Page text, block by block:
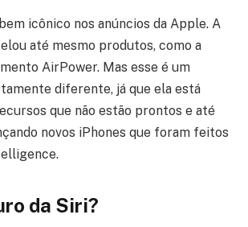
icônico nos anúncios da Apple. A
até mesmo produtos, como a
AirPower. Mas esse é um
diferente, já que ela está
que não estão prontos e até
novos iPhones que foram feitos
da Siri?